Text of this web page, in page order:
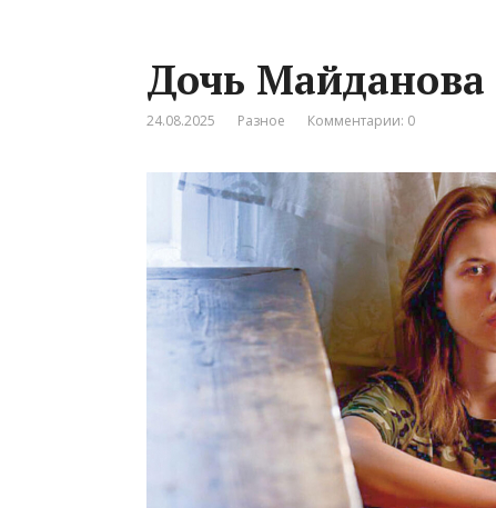
Дочь Майданова
24.08.2025 Разное Комментарии: 0